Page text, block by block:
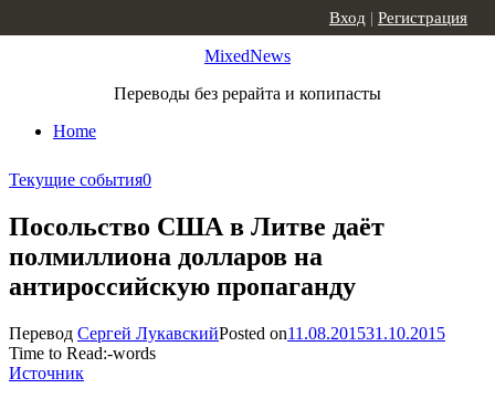
MixedNews
Переводы без рерайта и копипасты
Home
Вход | Регистрация
Текущие события0
Посольство США в Литве даёт
полмиллиона долларов на
антироссийскую пропаганду
Перевод Сергей ЛукавскийPosted on11.08.201531.10.2015
Time to Read:-words
Источник